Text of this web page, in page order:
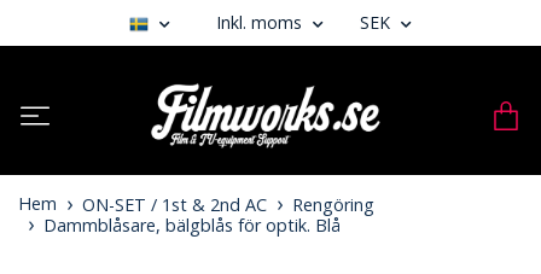
Inkl. moms SEK
Hem ON-SET / 1st & 2nd AC
Rengöring
Dammblåsare, bälgblås för optik. Blå